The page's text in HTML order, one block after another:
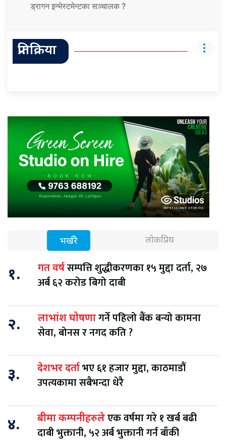
ड्रागन इन्भेस्टमेन्टका सञ्चालक ?
प्रतिक्रिया
भर्खरै लोकप्रिय
१. गत वर्षसम्पत्ति शुद्धीकरणका १५ मुद्दा दर्ता, २७
अर्ब ६२ करोड बिगो दाबी
२. लाभांश घोषणागर्ने पहिलो बैंक बन्यो कामना
सेवा, बोनस र नगद कति ?
३. देशभर दर्ताभए ६१ हजार मुद्दा, काठमाडौं
उपत्यकामा सबैभन्दा धेरै
४. बीमा कम्पनीहरुलेएक वर्षमा गरे १ खर्ब बढी
दाबी भुक्तानी, ५२ अर्ब भुक्तानी गर्न बाँकी